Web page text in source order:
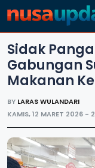
Sidak
Gabungan
Makanan
BY LARAS WULANDARI
KAMIS, 12 MARET 2026 -